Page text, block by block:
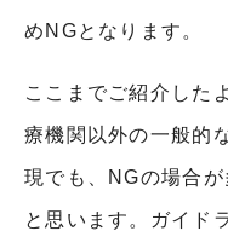
め NGとなります。
ここまでご紹介した
療機関以外の一般的
現でも、 NGの場合
と思います。ガイド